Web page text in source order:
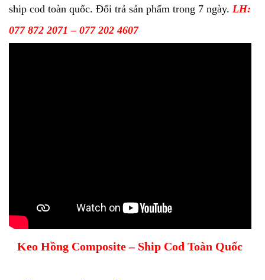
ship cod toàn quốc. Đổi trả sản phẩm trong 7 ngày. LH:
077 872 2071 – 077 202 4607
Keo Hồng Composite – Ship Cod Toàn Quốc